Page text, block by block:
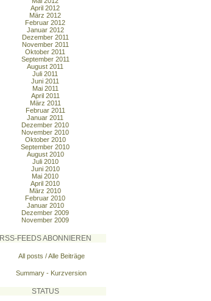
April 2012
März 2012
Februar 2012
Januar 2012
Dezember 2011
November 2011
Oktober 2011
September 2011
August 2011
Juli 2011
Juni 2011
Mai 2011
April 2011
März 2011
Februar 2011
Januar 2011
Dezember 2010
November 2010
Oktober 2010
September 2010
August 2010
Juli 2010
Juni 2010
Mai 2010
April 2010
März 2010
Februar 2010
Januar 2010
Dezember 2009
November 2009
RSS-FEEDS ABONNIEREN
All posts / Alle Beiträge
Summary - Kurzversion
STATUS